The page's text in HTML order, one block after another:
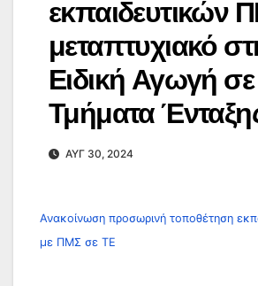
εκπαιδευτικών
μεταπτυχιακό
Ειδική Αγωγή σε
Τμήματα
ΑΥΓ 30, 2024
Ανακοίνωση προσωρινή τοποθέτηση
με ΠΜΣ σε ΤΕ